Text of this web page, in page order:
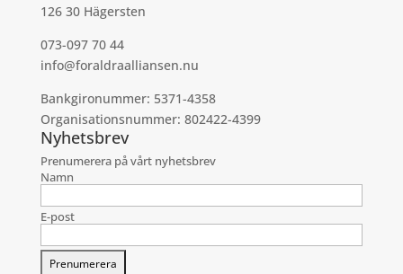
126 30 Hägersten
073-097 70 44
info@foraldraalliansen.nu
Bankgironummer: 5371-4358
Organisationsnummer: 802422-4399
Nyhetsbrev
Prenumerera på vårt nyhetsbrev
Namn
E-post